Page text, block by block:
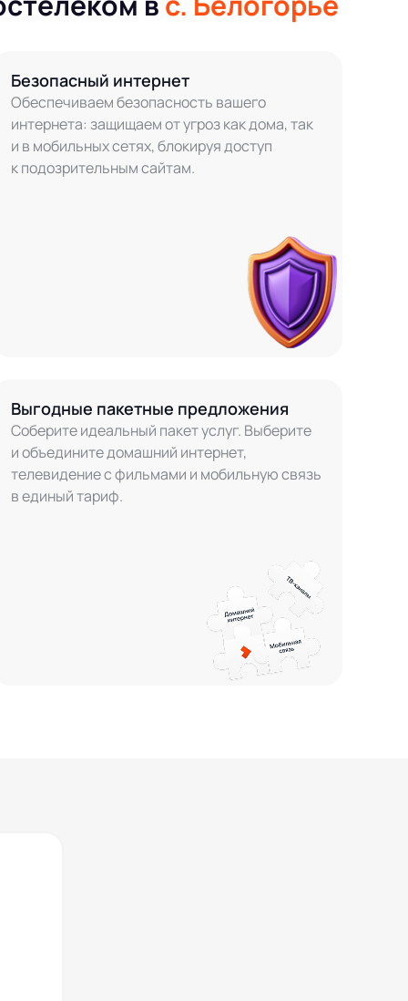
Безопасный интернет
Обеспечиваем безопасность вашего
интернета: защищаем от угроз как дома, так
и в мобильных сетях, блокируя доступ
к подозрительным сайтам.
Выгодные пакетные предложения
Соберите идеальный пакет услуг. Выберите
и объедините домашний интернет,
телевидение с фильмами и мобильную связь
в единый тариф.